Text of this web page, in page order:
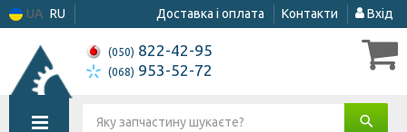
UA RU Доставка і оплата Контакти Вхід
(050) 822-42-95
(068) 953-52-72